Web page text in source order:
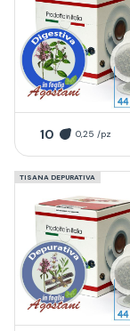
10 0,25 /pz
TISANA DEPURATIVA